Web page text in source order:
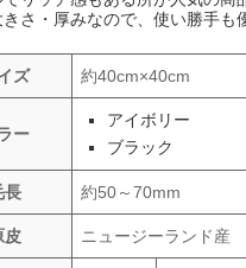
さ・厚みなので、使い勝手も
ズ 約40cm×40cm
ー
アイボリー
ブラック
長 約50～70mm
皮 ニュージーランド産